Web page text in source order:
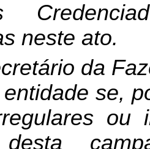
neste ato.
da
se,
ou
desta